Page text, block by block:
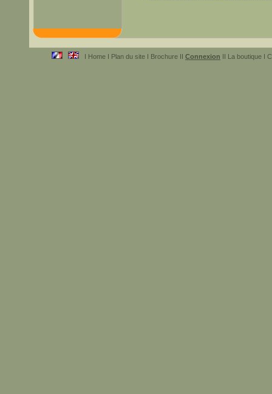
I Home I Plan du site I Brochure II Connexion II La boutique I